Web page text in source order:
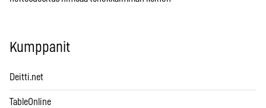
Kumppanit
Deitti.net
TableOnline